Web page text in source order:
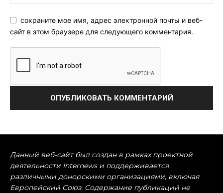
сохраните мое имя, адрес электронной почты и веб-
сайт в этом браузере для следующего комментария.
Данный веб-сайт был создан в рамках проектной
деятельности Internews и поддерживается
различными донорскими организациями, включая
Европейский Союз. Содержание публикаций не